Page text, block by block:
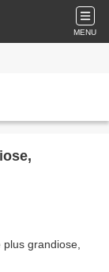
MENU